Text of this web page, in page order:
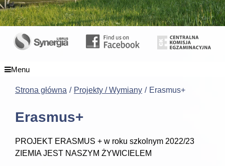
Menu
Strona główna Projekty / Wymiany Erasmus+
Erasmus+
PROJEKT ERASMUS + w roku szkolnym 2022/23
ZIEMIA JEST NASZYM ŻYWICIELEM